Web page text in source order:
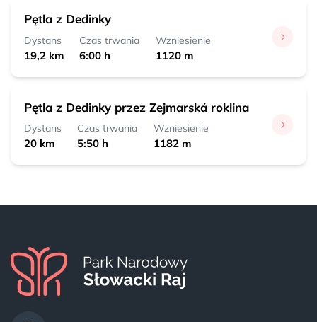
Pętla z Dedinky
Dystans
19,2 km
Czas trwania
6:00 h
Wzniesienie
1120 m
Pętla z Dedinky przez Zejmarská roklina
Dystans
20 km
Czas trwania
5:50 h
Wzniesienie
1182 m